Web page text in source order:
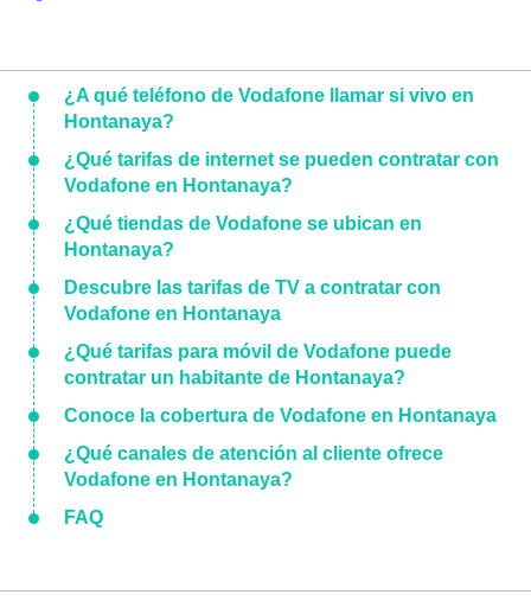
¿A qué teléfono de Vodafone llamar si vivo en
Hontanaya?
¿Qué tarifas de internet se pueden contratar con
Vodafone en Hontanaya?
¿Qué tiendas de Vodafone se ubican en
Hontanaya?
Descubre las tarifas de TV a contratar con
Vodafone en Hontanaya
¿Qué tarifas para móvil de Vodafone puede
contratar un habitante de Hontanaya?
Conoce la cobertura de Vodafone en Hontanaya
¿Qué canales de atención al cliente ofrece
Vodafone en Hontanaya?
FAQ